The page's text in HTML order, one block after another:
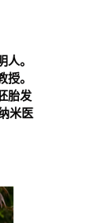
。
。
胎发
米医